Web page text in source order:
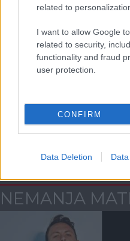
related to
I want to allow Google
related to security,
functionality and fraud
user protection.
CONFIRM
Data Deletion
Támogatás
Támogasd
a
Kapcsolódó
NEMANJA